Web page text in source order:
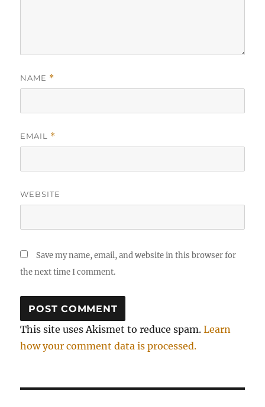
NAME *
EMAIL *
WEBSITE
Save my name, email, and website in this browser for
the next time I comment.
This site uses Akismet to reduce spam.Learn
how your comment data is processed.